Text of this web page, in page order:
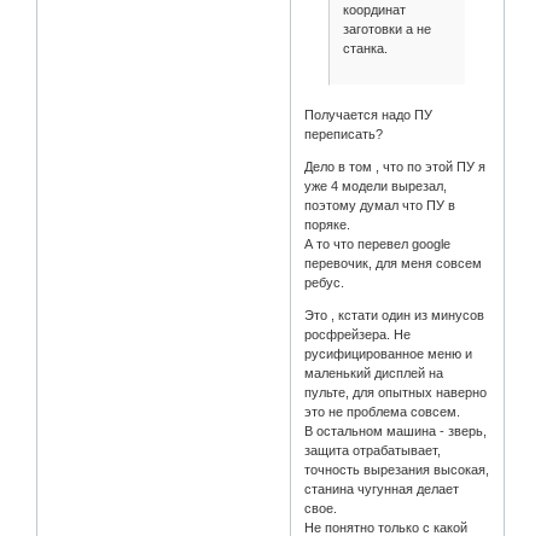
координат
заготовки а не
станка.
Получается надо ПУ
переписать?
Дело в том , что по этой ПУ я
уже 4 модели вырезал,
поэтому думал что ПУ в
поряке.
А то что перевел google
перевочик, для меня совсем
ребус.
Это , кстати один из минусов
росфрейзера. Не
русифицированное меню и
маленький дисплей на
пульте, для опытных наверно
это не проблема совсем.
В остальном машина - зверь,
защита отрабатывает,
точность вырезания высокая,
станина чугунная делает
свое.
Не понятно только с какой